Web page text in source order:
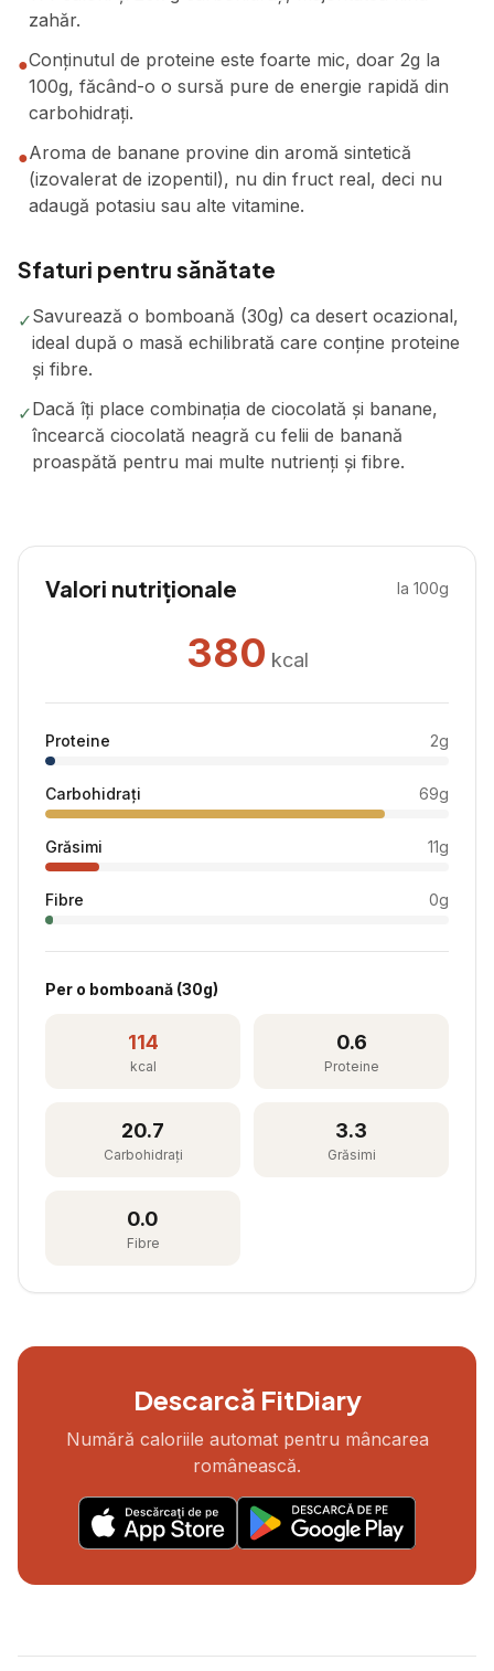
zahăr.
●Conținutul de proteine este foarte mic, doar 2g la
100g, făcând-o o sursă pure de energie rapidă din
carbohidrați.
●Aroma de banane provine din aromă sintetică
(izovalerat de izopentil), nu din fruct real, deci nu
adaugă potasiu sau alte vitamine.
Sfaturi pentru sănătate
✓Savurează o bomboană (30g) ca desert ocazional,
ideal după o masă echilibrată care conține proteine
și fibre.
✓Dacă îți place combinația de ciocolată și banane,
încearcă ciocolată neagră cu felii de banană
proaspătă pentru mai multe nutrienți și fibre.
Valori nutriționale la 100g
380 kcal
Proteine 2g
Carbohidrați 69g
Grăsimi 11g
Fibre 0g
Per o bomboană (30g)
114
kcal
0.6
Proteine
20.7
Carbohidrați
3.3
Grăsimi
0.0
Fibre
Descarcă FitDiary
Numără caloriile automat pentru mâncarea
românească.